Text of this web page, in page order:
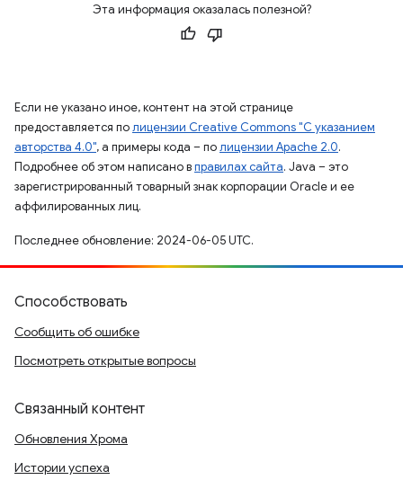
Эта информация оказалась полезной?
Если не указано иное, контент на этой странице
предоставляется полицензии Creative Commons "С указанием
авторства 4.0", а примеры кода – полицензии Apache 2.0.
Подробнее об этом написано вправилах сайта. Java – это
зарегистрированный товарный знак корпорации Oracle и ее
аффилированных лиц.
Последнее обновление: 2024-06-05 UTC.
Способствовать
Сообщить об ошибке
Посмотреть открытые вопросы
Связанный контент
Обновления Хрома
Истории успеха